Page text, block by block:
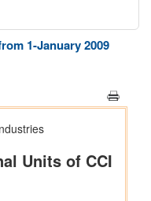
1-January 2009